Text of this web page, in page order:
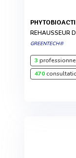
REHAUSSEUR
GREENTECH®
3
470